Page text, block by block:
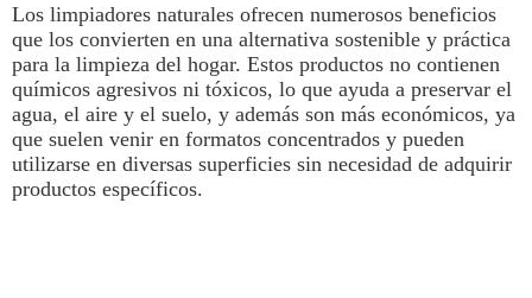
Los limpiadores naturalesofrecen numerosos beneficios
que los convierten en una alternativa sostenible y práctica
para la limpieza del hogar. Estos productosno contienen
químicos agresivos ni tóxicos, lo que ayuda a preservar el
agua, el aire y el suelo, y además son más económicos, ya
que suelen venir en formatos concentrados y pueden
utilizarse en diversas superficies sin necesidad de adquirir
productos específicos.